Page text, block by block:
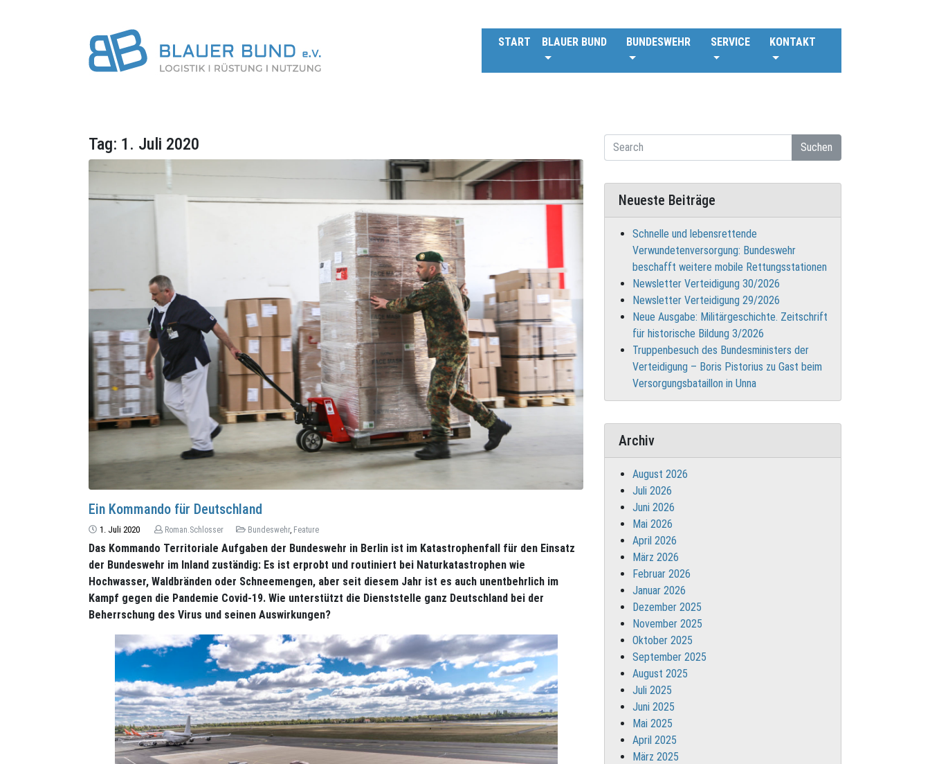
START BLAUER BUND BUNDESWEHR SERVICE KONTAKT
Tag: 1. Juli 2020
Ein Kommando für Deutschland
1. Juli 2020 Roman.Schlosser Bundeswehr, Feature
Das Kommando Territoriale Aufgaben der Bundeswehr in Berlin ist im Katastrophenfall für den Einsatz
der Bundeswehr im Inland zuständig: Es ist erprobt und routiniert bei Naturkatastrophen wie
Hochwasser, Waldbränden oder Schneemengen, aber seit diesem Jahr ist es auch unentbehrlich im
Kampf gegen die Pandemie Covid-19. Wie unterstützt die Dienststelle ganz Deutschland bei der
Beherrschung des Virus und seinen Auswirkungen?
Suchen
Neueste Beiträge
Schnelle und lebensrettende
Verwundetenversorgung: Bundeswehr
beschafft weitere mobile Rettungsstationen
Newsletter Verteidigung 30/2026
Newsletter Verteidigung 29/2026
Neue Ausgabe: Militärgeschichte. Zeitschrift
für historische Bildung 3/2026
Truppenbesuch des Bundesministers der
Verteidigung – Boris Pistorius zu Gast beim
Versorgungsbataillon in Unna
Archiv
August 2026
Juli 2026
Juni 2026
Mai 2026
April 2026
März 2026
Februar 2026
Januar 2026
Dezember 2025
November 2025
Oktober 2025
September 2025
August 2025
Juli 2025
Juni 2025
Mai 2025
April 2025
März 2025